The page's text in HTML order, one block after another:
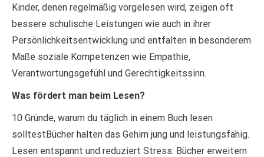
Kinder, denen regelmäßig vorgelesen wird, zeigen oft
bessere schulische Leistungen wie auch in ihrer
Persönlichkeitsentwicklung und entfalten in besonderem
Maße soziale Kompetenzen wie Empathie,
Verantwortungsgefühl und Gerechtigkeitssinn.
Was fördert man beim Lesen?
10 Gründe, warum du täglich in einem Buch lesen
solltestBücher halten das Gehirn jung und leistungsfähig.
Lesen entspannt und reduziert Stress. Bücher erweitern